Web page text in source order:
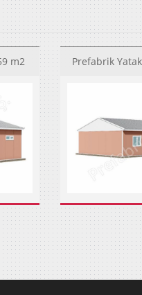
m2 Prefabrik